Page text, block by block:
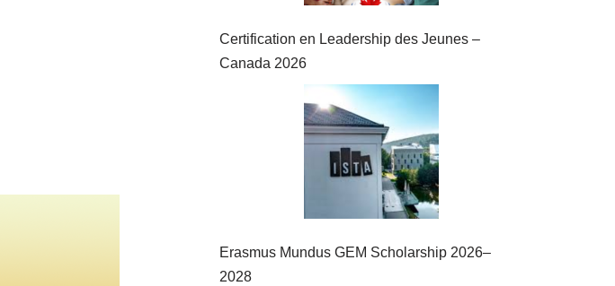
Certification en Leadership des Jeunes –
Canada 2026
Erasmus Mundus GEM Scholarship 2026–
2028